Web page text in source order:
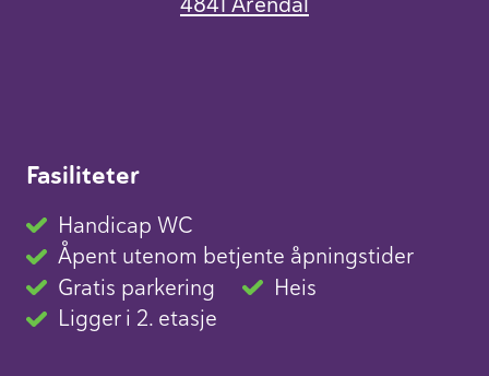
Fasiliteter
Handicap WC
Åpent utenom betjente åpningstider
Gratis parkering
Heis
Ligger i 2. etasje